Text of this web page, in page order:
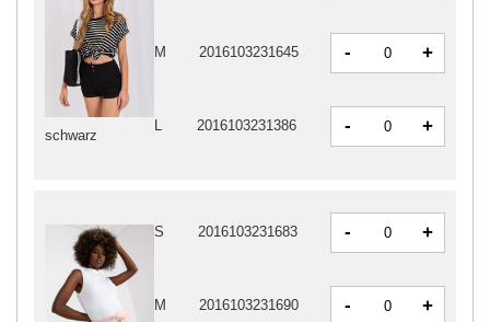
schwarz
M 2016103231645 - +
L 2016103231386 - +
S 2016103231683 - +
M 2016103231690 - +